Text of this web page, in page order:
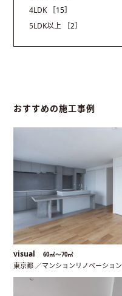
4LDK
［15］
5LDK以上
［2］
おすすめの施工事例
visual 60㎡〜70㎡
東京都 ／マンションリノベーション